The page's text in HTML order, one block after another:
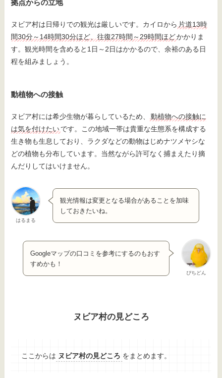
拠点からの立地
ヌビア村は日帰りでの観光は厳しいです。カイロから 片道13時
間30分～14時間30分ほど、往復27時間～29時間ほどかかりま
す。観光時間を含めると1日～2日はかかるので、余裕のある日
程を組みましょう。
動植物への接触
ヌビア村には希少生物が暮らしているため、
動植物への接触に
は気を付けたいです。この地域一帯は貴重な生態系を構成する
生き物も生息しており、ラクダなどの動物はじめナツメヤシな
どの植物も分布しています。当然ながら許可なく捕まえたり摘
んだりしてはいけません。
はるまる
観光情報は変更となる場合があることを加味
しておきたいね。
ぴちどん
Googleマップの口コミを参考にするのもおす
すめかも！
ヌビア村の見どころ
ここからは ヌビア村の見どころ をまとめます。